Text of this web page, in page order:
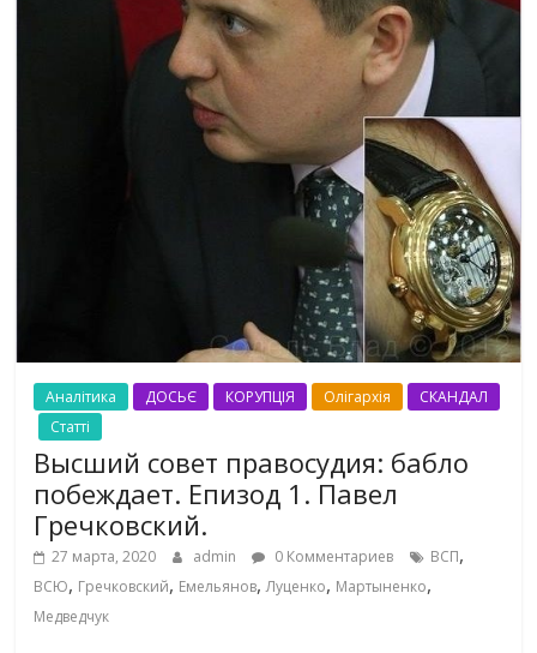
Аналітика ДОСЬЄ КОРУПЦІЯ Олігархія
СКАНДАЛ
Статті
Высший совет правосудия: бабло
побеждает. Епизод 1. Павел
Гречковский.
27 марта, 2020 admin 0 Комментариев ВСП,
ВСЮ, Гречковский, Емельянов,Луценко, Мартыненко,
Медведчук